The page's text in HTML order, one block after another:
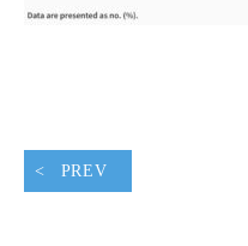
PREV